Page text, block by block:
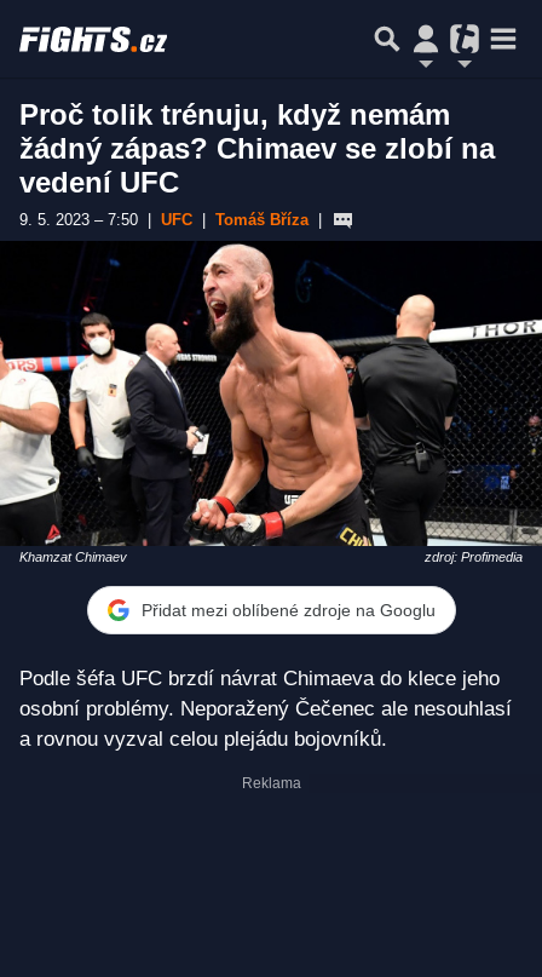
Proč tolik trénuju, když nemám
žádný zápas? Chimaev se zlobí na
vedení UFC
9. 5. 2023 – 7:50 UFC Tomáš Bříza
Khamzat Chimaev zdroj: Profimedia
Přidat mezi oblíbené zdroje na Googlu
Podle šéfa UFC brzdí návrat Chimaeva do klece jeho
osobní problémy. Neporažený Čečenec ale nesouhlasí
a rovnou vyzval celou plejádu bojovníků.